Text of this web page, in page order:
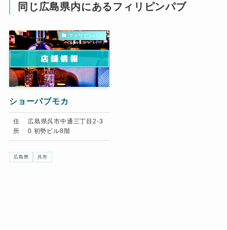
同じ広島県内にあるフィリピンパブ
フィリピンパブ
ショーパブモカ
住
所
広島県呉市中通三丁目2-3
0 初勢ビル8階
広島県 呉市